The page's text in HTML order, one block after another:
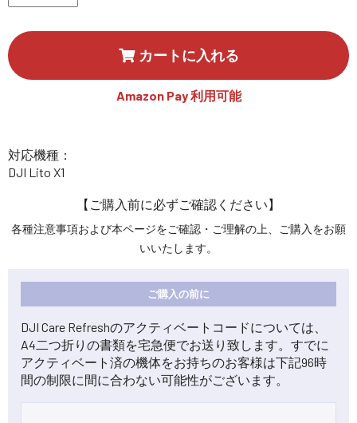
コーポレートサイト
カートに入れる
Amazon Pay 利用可能
対応機種：
DJI Lito X1
【ご購入前に必ずご確認ください】
各種注意事項および本ページをご確認・ご理解の上、ご購入をお願
いいたします。
ご購入の前に
DJI Care Refreshのアクティベートコードについては、
A4二つ折りの書類を宅急便でお送り致します。すでに
アクティベート済の機体をお持ちのお客様は下記96時
間の制限に間に合わない可能性がございます。